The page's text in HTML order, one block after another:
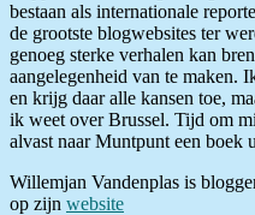
bestaan als internationale
de grootste blogwebsites ter
genoeg sterke verhalen kan
aangelegenheid van te maken.
en krijg daar alle kansen toe,
ik weet over Brussel. Tijd om
alvast naar Muntpunt een boek
Willemjan Vandenplas is
op zijn website